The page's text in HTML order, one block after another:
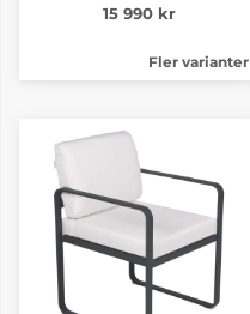
15 990 kr
Fler varianter